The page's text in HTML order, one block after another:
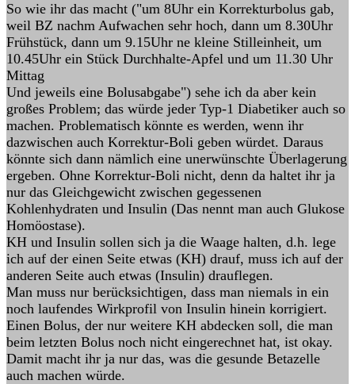
So wie ihr das macht ("um 8Uhr ein Korrekturbolus gab,
weil BZ nachm Aufwachen sehr hoch, dann um 8.30Uhr
Frühstück, dann um 9.15Uhr ne kleine Stilleinheit, um
10.45Uhr ein Stück Durchhalte-Apfel und um 11.30 Uhr
Mittag
Und jeweils eine Bolusabgabe") sehe ich da aber kein
großes Problem; das würde jeder Typ-1 Diabetiker auch so
machen. Problematisch könnte es werden, wenn ihr
dazwischen auch Korrektur-Boli geben würdet. Daraus
könnte sich dann nämlich eine unerwünschte Überlagerung
ergeben. Ohne Korrektur-Boli nicht, denn da haltet ihr ja
nur das Gleichgewicht zwischen gegessenen
Kohlenhydraten und Insulin (Das nennt man auch Glukose
Homöostase).
KH und Insulin sollen sich ja die Waage halten, d.h. lege
ich auf der einen Seite etwas (KH) drauf, muss ich auf der
anderen Seite auch etwas (Insulin) drauflegen.
Man muss nur berücksichtigen, dass man niemals in ein
noch laufendes Wirkprofil von Insulin hinein korrigiert.
Einen Bolus, der nur weitere KH abdecken soll, die man
beim letzten Bolus noch nicht eingerechnet hat, ist okay.
Damit macht ihr ja nur das, was die gesunde Betazelle
auch machen würde.